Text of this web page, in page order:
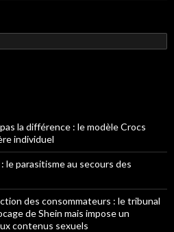
la différence : le modèle Crocs
individuel
le parasitisme au secours des
des consommateurs : le tribunal
de Shein mais impose un
contenus sexuels